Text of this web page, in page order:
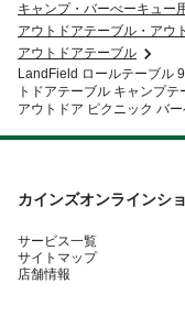
キャンプ・バーべーキュー
アウトドアテーブル・アウ
アウトドアテーブル
LandField ロールテーブル
トドアテーブル キャンプ
アウトドア ピクニック バ
カインズオンラインシ
サービス一覧
サイトマップ
店舗情報